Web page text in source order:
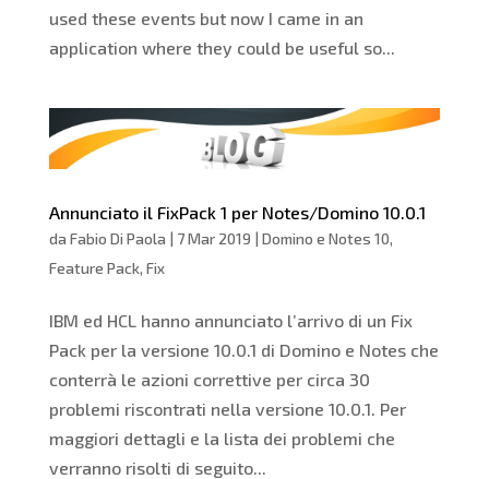
used these events but now I came in an
application where they could be useful so...
Annunciato il FixPack 1 per Notes/Domino 10.0.1
da Fabio Di Paola | 7 Mar 2019 | Domino e Notes 10,
Feature Pack, Fix
IBM ed HCL hanno annunciato l’arrivo di un Fix
Pack per la versione 10.0.1 di Domino e Notes che
conterrà le azioni correttive per circa 30
problemi riscontrati nella versione 10.0.1. Per
maggiori dettagli e la lista dei problemi che
verranno risolti di seguito...